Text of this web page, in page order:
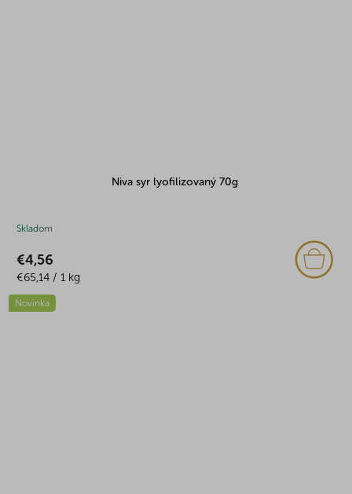
Niva syr lyofilizovaný 70g
Skladom
€4,56
Jednotková
cena:
€65,14 / 1 kg
Novinka